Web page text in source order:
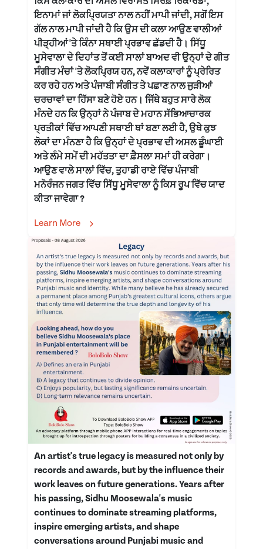
ਇਨਾਮਾਂ ਜਾਂ ਲੋਕਪ੍ਰਿਯਤਾ ਨਾਲ ਨਹੀਂ ਮਾਪੀ ਜਾਂਦੀ, ਸਗੋਂ ਇਸ
ਗੱਲ ਨਾਲ ਮਾਪੀ ਜਾਂਦੀ ਹੈ ਕਿ ਉਸ ਦੀ ਕਲਾ ਆਉਣ ਵਾਲੀਆਂ
ਪੀੜ੍ਹੀਆਂ 'ਤੇ ਕਿੰਨਾ ਸਥਾਈ ਪ੍ਰਭਾਵ ਛੱਡਦੀ ਹੈ। ਸਿੱਧੂ
ਮੂਸੇਵਾਲਾ ਦੇ ਦਿਹਾਂਤ ਤੋਂ ਕਈ ਸਾਲਾਂ ਬਾਅਦ ਵੀ ਉਨ੍ਹਾਂ ਦੇ ਗੀਤ
ਸੰਗੀਤ ਮੰਚਾਂ 'ਤੇ ਲੋਕਪ੍ਰਿਯ ਹਨ, ਨਵੇਂ ਕਲਾਕਾਰਾਂ ਨੂੰ ਪ੍ਰੇਰਿਤ
ਕਰ ਰਹੇ ਹਨ ਅਤੇ ਪੰਜਾਬੀ ਸੰਗੀਤ ਤੇ ਪਛਾਣ ਨਾਲ ਜੁੜੀਆਂ
ਚਰਚਾਵਾਂ ਦਾ ਹਿੱਸਾ ਬਣੇ ਹੋਏ ਹਨ। ਜਿੱਥੇ ਬਹੁਤ ਸਾਰੇ ਲੋਕ
ਮੰਨਦੇ ਹਨ ਕਿ ਉਨ੍ਹਾਂ ਨੇ ਪੰਜਾਬ ਦੇ ਮਹਾਨ ਸੱਭਿਆਚਾਰਕ
ਪ੍ਰਤੀਕਾਂ ਵਿੱਚ ਆਪਣੀ ਸਥਾਈ ਥਾਂ ਬਣਾ ਲਈ ਹੈ, ਉਥੇ ਕੁਝ
ਲੋਕਾਂ ਦਾ ਮੰਨਣਾ ਹੈ ਕਿ ਉਨ੍ਹਾਂ ਦੇ ਪ੍ਰਭਾਵ ਦੀ ਅਸਲ ਡੂੰਘਾਈ
ਅਤੇ ਲੰਮੇ ਸਮੇਂ ਦੀ ਮਹੱਤਤਾ ਦਾ ਫ਼ੈਸਲਾ ਸਮਾਂ ਹੀ ਕਰੇਗਾ।
ਆਉਣ ਵਾਲੇ ਸਾਲਾਂ ਵਿੱਚ, ਤੁਹਾਡੀ ਰਾਏ ਵਿੱਚ ਪੰਜਾਬੀ
ਮਨੋਰੰਜਨ ਜਗਤ ਵਿੱਚ ਸਿੱਧੂ ਮੂਸੇਵਾਲਾ ਨੂੰ ਕਿਸ ਰੂਪ ਵਿੱਚ ਯਾਦ
ਕੀਤਾ ਜਾਵੇਗਾ ?
Learn More
An artist's true legacy is measured not only by
records and awards, but by the influence their
work leaves on future generations. Years after
his passing, Sidhu Moosewala's music
continues to dominate streaming platforms,
inspire emerging artists, and shape
conversations around Punjabi music and